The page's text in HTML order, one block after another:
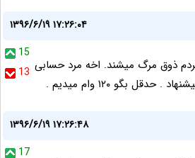
۱۳۹۶/۶/۱۹ ۱۷:۲۶:۰۴
15
13 ذوق مرگ میشند. اخه مرد حسابی
بگو ۱۲۰ وام میدیم .
۱۳۹۶/۶/۱۹ ۱۷:۲۶:۴۸
17